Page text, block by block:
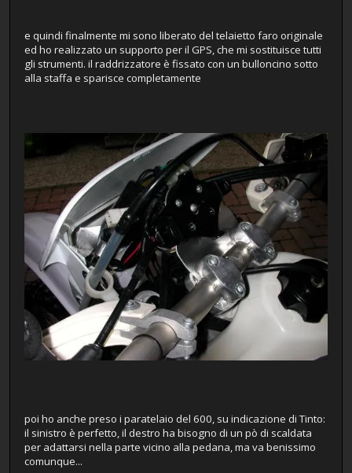
e quindi finalmente mi sono liberato del telaietto faro originale
ed ho realizzato un supporto per il GPS, che mi sostituisce tutti
gli strumenti. il raddrizzatore è fissato con un bulloncino sotto
alla staffa e sparisce completamente
poi ho anche preso i paratelaio del 600, su indicazione di Tinto:
il sinistro è perfetto, il destro ha bisogno di un pò di scaldata
per adattarsi nella parte vicino alla pedana, ma va benissimo
comunque...